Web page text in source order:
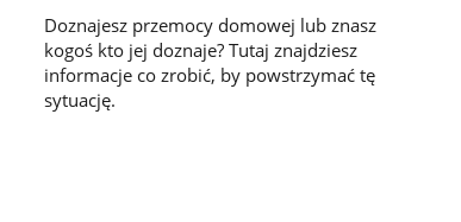
Doznajesz przemocy domowej lub znasz
kogoś kto jej doznaje? Tutaj znajdziesz
informacje co zrobić, by powstrzymać tę
sytuację.